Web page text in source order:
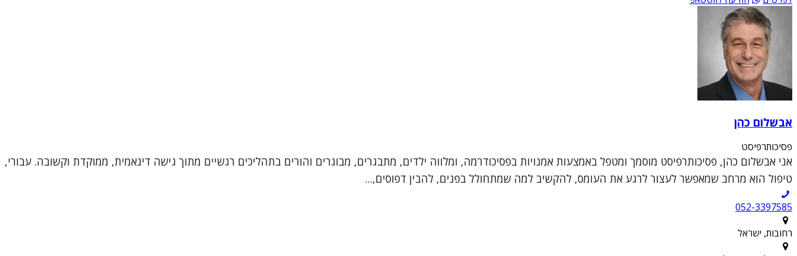
אבשלום כהן
פסיכותרפיסט
אני אבשלום כהן, פסיכותרפיסט מוסמך ומטפל באמצעות אמנויות בפסיכודרמה, ומלווה ילדים, מתבגרים, מבוגרים והורים בתהליכים רגשיים מתוך גישה דינאמית, ממוקדת וקשובה. עבורי,
טיפול הוא מרחב שמאפשר לעצור לרגע את העומס, להקשיב למה שמתחולל בפנים, להבין דפוסים,...
052-3397585
רחובות, ישראל